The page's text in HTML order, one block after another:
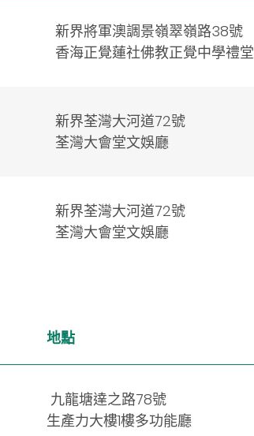
新界將軍澳調景嶺翠嶺路38號
香海正覺蓮社佛教正覺中學禮堂
新界荃灣大河道72號
荃灣大會堂文娛廳
新界荃灣大河道72號
荃灣大會堂文娛廳
地點
九龍塘達之路78號
生產力大樓1樓多功能廳